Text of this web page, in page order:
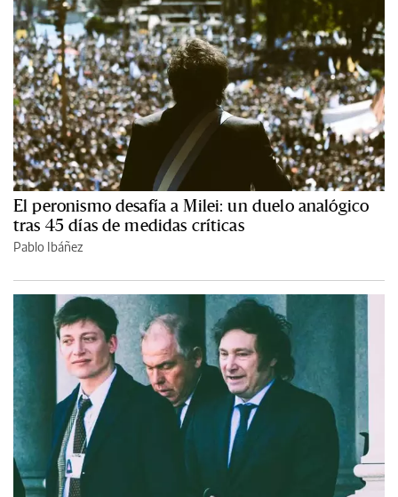
El peronismo desafía a Milei: un duelo analógico
tras 45 días de medidas críticas
Pablo Ibáñez